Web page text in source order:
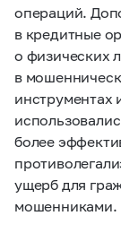
операций.
в кредитные
о физических
в
инструментах
более
ущерб для
мошенниками.